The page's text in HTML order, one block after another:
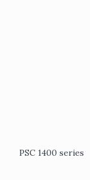
PSC 1400 series